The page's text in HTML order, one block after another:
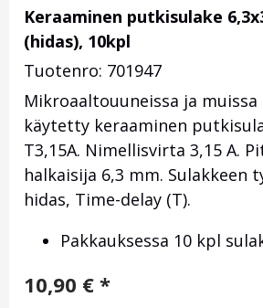
Keraaminen putkisulake
(hidas), 10kpl
Tuotenro: 701947
Mikroaaltouuneissa ja
käytetty keraaminen
T3,15A. Nimellisvirta 3,15 A.
halkaisija 6,3 mm. Sulakkeen
hidas, Time-delay (T).
Pakkauksessa 10 kpl
10,90 € *